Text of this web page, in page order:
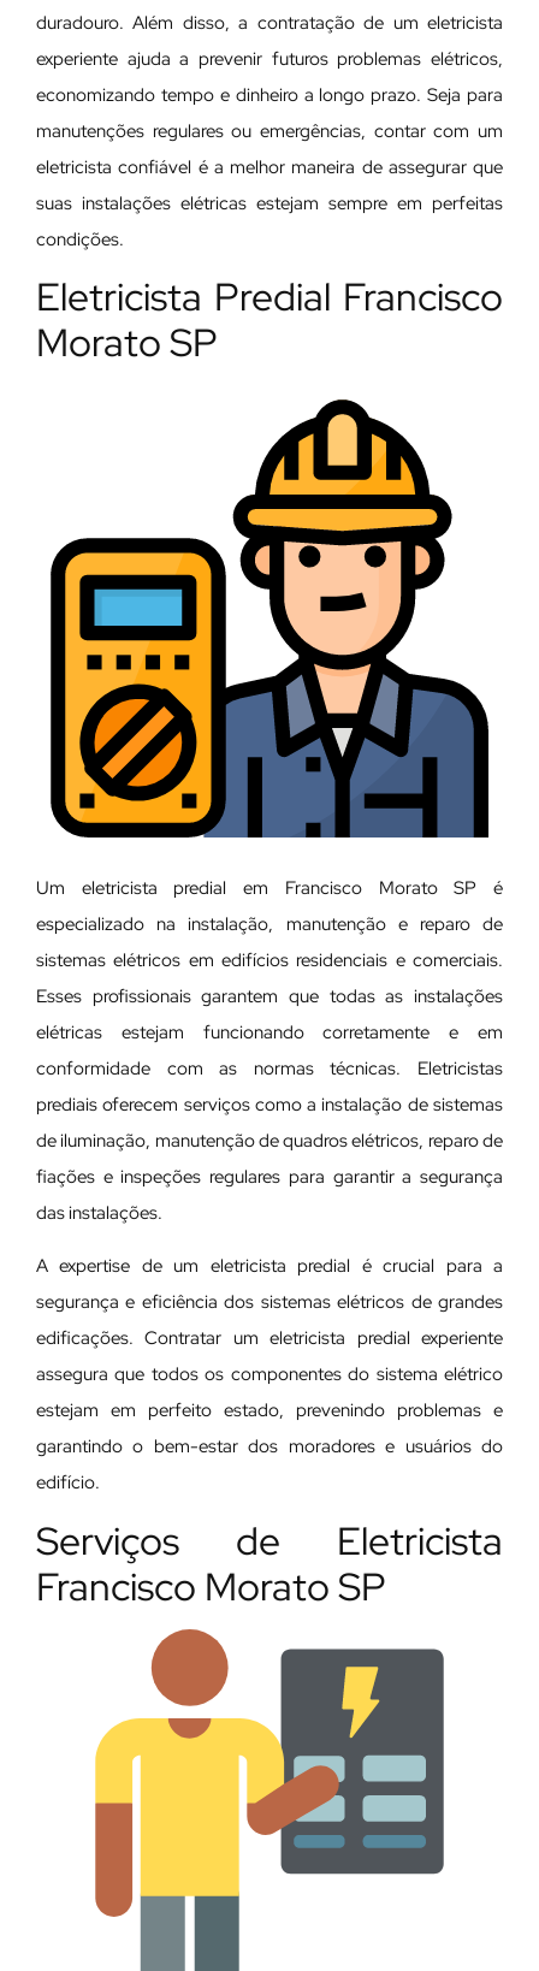
duradouro. Além disso, a contratação de um eletricista
experiente ajuda a prevenir futuros problemas elétricos,
economizando tempo e dinheiro a longo prazo. Seja para
manutenções regulares ou emergências, contar com um
eletricista confiável é a melhor maneira de assegurar que
suas instalações elétricas estejam sempre em perfeitas
condições.
Eletricista Predial Francisco
Morato SP
Um eletricista predial em Francisco Morato SP é
especializado na instalação, manutenção e reparo de
sistemas elétricos em edifícios residenciais e comerciais.
Esses profissionais garantem que todas as instalações
elétricas estejam funcionando corretamente e em
conformidade com as normas técnicas. Eletricistas
prediais oferecem serviços como a instalação de sistemas
de iluminação, manutenção de quadros elétricos, reparo de
fiações e inspeções regulares para garantir a segurança
das instalações.
A expertise de um eletricista predial é crucial para a
segurança e eficiência dos sistemas elétricos de grandes
edificações. Contratar um eletricista predial experiente
assegura que todos os componentes do sistema elétrico
estejam em perfeito estado, prevenindo problemas e
garantindo o bem-estar dos moradores e usuários do
edifício.
Serviços de Eletricista
Francisco Morato SP